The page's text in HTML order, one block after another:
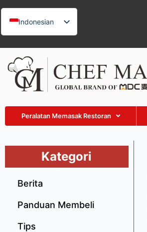
Indonesian
English
German
French
Spanish
Arabic
Vietnamese
Thai
Malay
Japanese
Peralatan Memasak Restoran
Kategori
Berita
Panduan Membeli
Tips